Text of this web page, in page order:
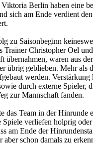
Berlin haben eine
sich am Ende verdient
zu Saisonbeginn
Trainer Christopher Oel
übernahmen, waren aus
übrig geblieben. Mehr als
werden. Verstärkung
durch externe Spieler,
zur Mannschaft fanden.
das Team in der Hinrunde
verliefen holprig
am Ende der
schon damals zu